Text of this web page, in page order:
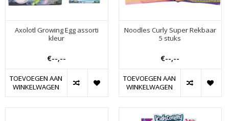
Axolotl Growing Egg assorti
kleur
€--,--
TOEVOEGEN AAN
WINKELWAGEN
Noodles Curly Super Rekbaar
5 stuks
€--,--
TOEVOEGEN AAN
WINKELWAGEN